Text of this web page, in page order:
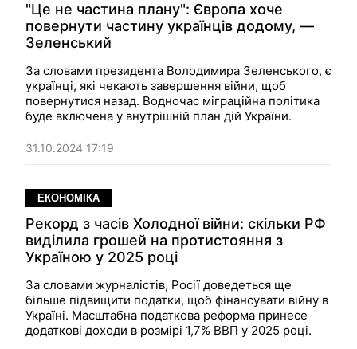
"Це не частина плану": Європа хоче
повернути частину українців додому, —
Зеленський
За словами президента Володимира Зеленського, є
українці, які чекають завершення війни, щоб
повернутися назад. Водночас міграційна політика
буде включена у внутрішній план дій України.
31.10.2024 17:19
ЕКОНОМІКА
Рекорд з часів Холодної війни: скільки РФ
виділила грошей на протистояння з
Україною у 2025 році
За словами журналістів, Росії доведеться ще
більше підвищити податки, щоб фінансувати війну в
Україні. Масштабна податкова реформа принесе
додаткові доходи в розмірі 1,7% ВВП у 2025 році.